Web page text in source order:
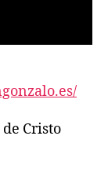
Cristo